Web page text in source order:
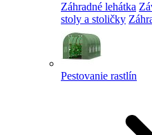
Záhradné lehátka
stoly a stoličky
Pestovanie rastlín